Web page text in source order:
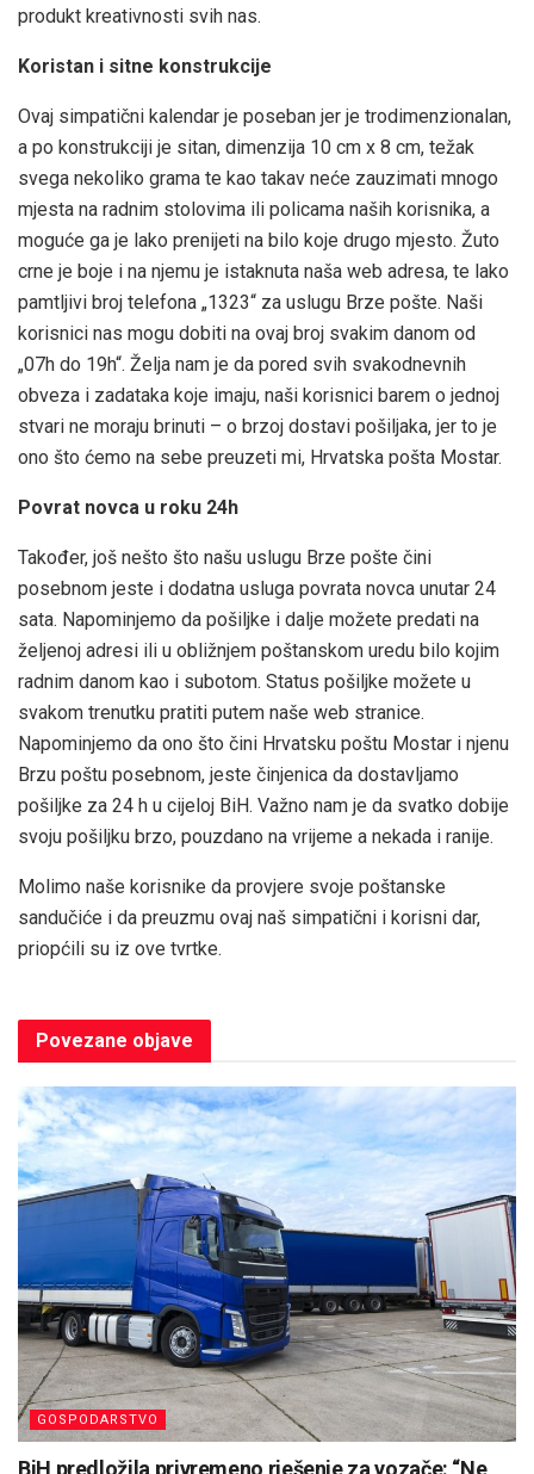
produkt kreativnosti svih nas.
Koristan i sitne konstrukcije
Ovaj simpatični kalendar je poseban jer je trodimenzionalan,
a po konstrukciji je sitan, dimenzija 10 cm x 8 cm, težak
svega nekoliko grama te kao takav neće zauzimati mnogo
mjesta na radnim stolovima ili policama naših korisnika, a
moguće ga je lako prenijeti na bilo koje drugo mjesto. Žuto
crne je boje i na njemu je istaknuta naša web adresa, te lako
pamtljivi broj telefona „1323“ za uslugu Brze pošte. Naši
korisnici nas mogu dobiti na ovaj broj svakim danom od
„07h do 19h“. Želja nam je da pored svih svakodnevnih
obveza i zadataka koje imaju, naši korisnici barem o jednoj
stvari ne moraju brinuti – o brzoj dostavi pošiljaka, jer to je
ono što ćemo na sebe preuzeti mi, Hrvatska pošta Mostar.
Povrat novca u roku 24h
Također, još nešto što našu uslugu Brze pošte čini
posebnom jeste i dodatna usluga povrata novca unutar 24
sata. Napominjemo da pošiljke i dalje možete predati na
željenoj adresi ili u obližnjem poštanskom uredu bilo kojim
radnim danom kao i subotom. Status pošiljke možete u
svakom trenutku pratiti putem naše web stranice.
Napominjemo da ono što čini Hrvatsku poštu Mostar i njenu
Brzu poštu posebnom, jeste činjenica da dostavljamo
pošiljke za 24 h u cijeloj BiH. Važno nam je da svatko dobije
svoju pošiljku brzo, pouzdano na vrijeme a nekada i ranije.
Molimo naše korisnike da provjere svoje poštanske
sandučiće i da preuzmu ovaj naš simpatični i korisni dar,
priopćili su iz ove tvrtke.
Povezane objave
GOSPODARSTVO